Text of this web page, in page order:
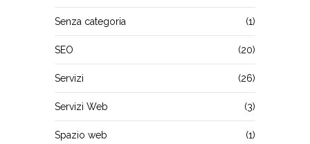
Senza categoria (1)
SEO (20)
Servizi (26)
Servizi Web (3)
Spazio web (1)